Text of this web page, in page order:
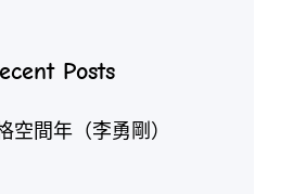
Posts
空間年（李勇剛）